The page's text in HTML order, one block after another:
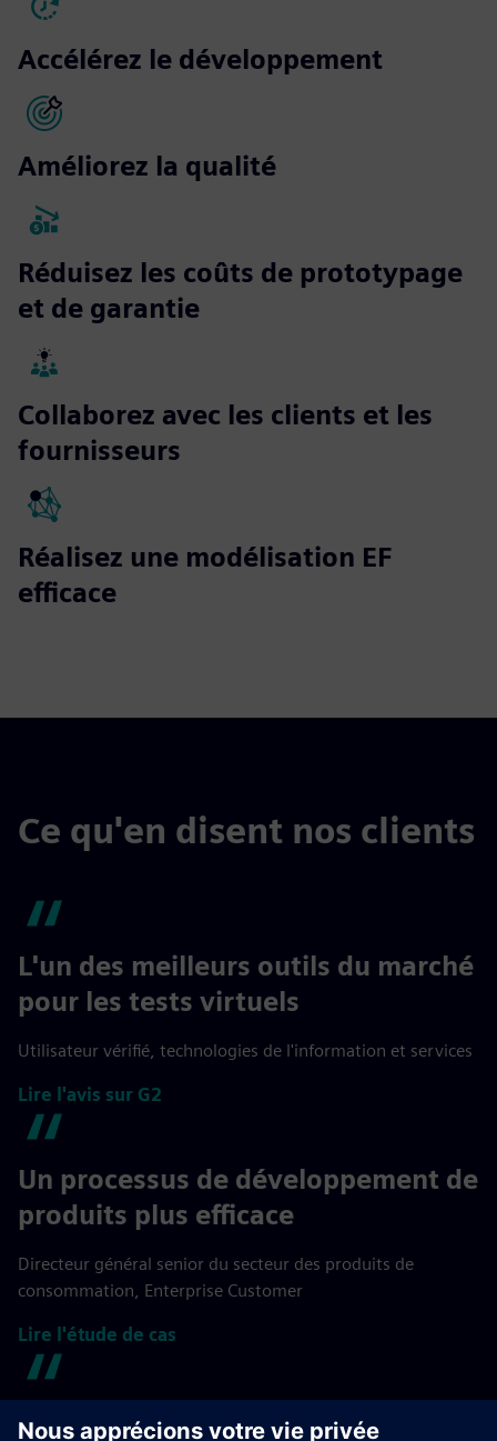
Accélérez le développement
Améliorez la qualité
Réduisez les coûts de prototypage
et de garantie
Collaborez avec les clients et les
fournisseurs
Réalisez une modélisation EF
efficace
Ce qu'en disent nos clients
L'un des meilleurs outils du marché
pour les tests virtuels
Utilisateur vérifié, technologies de l'information et services
Lire l'avis sur G2
Un processus de développement de
produits plus efficace
Directeur général senior du secteur des produits de
consommation, Enterprise Customer
Lire l'étude de cas
Excellent programme pour un large